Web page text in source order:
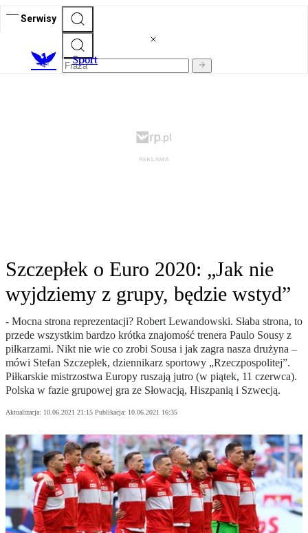
Serwisy
Sport
Szczepłek o Euro 2020: „Jak nie
wyjdziemy z grupy, będzie wstyd”
- Mocna strona reprezentacji? Robert Lewandowski. Słaba strona, to
przede wszystkim bardzo krótka znajomość trenera Paulo Sousy z
piłkarzami. Nikt nie wie co zrobi Sousa i jak zagra nasza drużyna –
mówi Stefan Szczepłek, dziennikarz sportowy „Rzeczpospolitej”.
Piłkarskie mistrzostwa Europy ruszają jutro (w piątek, 11 czerwca).
Polska w fazie grupowej gra ze Słowacją, Hiszpanią i Szwecją.
Aktualizacja: 10.06.2021 21:15 Publikacja: 10.06.2021 16:35